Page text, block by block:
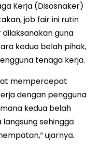
Kerja (Disosnaker)
job fair ini rutin
guna
kedua belah pihak,
tenaga kerja.
mempercepat
dengan pengguna
kedua belah
sehingga
ujarnya.